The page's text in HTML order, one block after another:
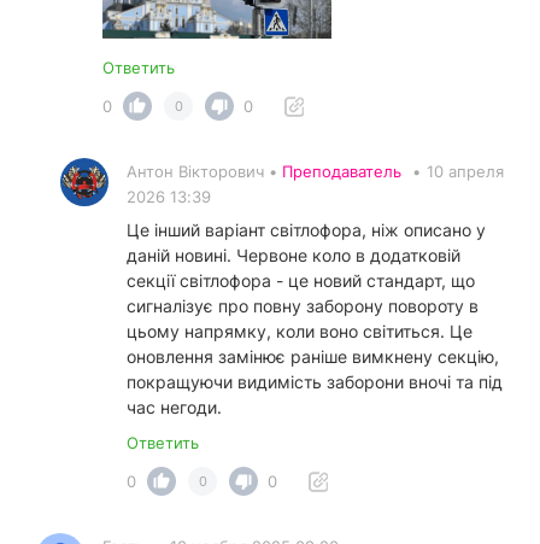
Ответить
0
0 0
Антон Вікторович • Преподаватель • 10 апреля
2026 13:39
Це інший варіант світлофора, ніж описано у
даній новині. Червоне коло в додатковій
секції світлофора - це новий стандарт, що
сигналізує про повну заборону повороту в
цьому напрямку, коли воно світиться. Це
оновлення замінює раніше вимкнену секцію,
покращуючи видимість заборони вночі та під
час негоди.
Ответить
0
0 0